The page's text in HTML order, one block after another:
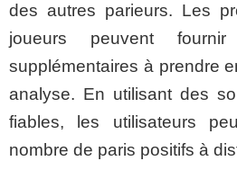
des autres parieurs. Les
joueurs peuvent
supplémentaires à prendre
analyse. En utilisant des
fiables, les utilisateurs
nombre de paris positifs à